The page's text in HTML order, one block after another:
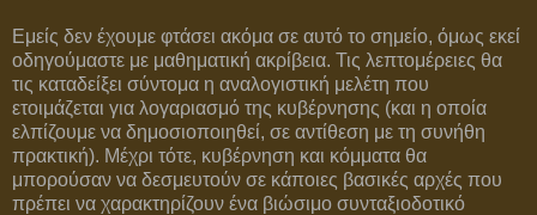
Εμείς δεν έχουμε φτάσει ακόμα σε αυτό το σημείο, όμως εκεί
οδηγούμαστε με μαθηματική ακρίβεια. Τις λεπτομέρειες θα
τις καταδείξει σύντομα η αναλογιστική μελέτη που
ετοιμάζεται για λογαριασμό της κυβέρνησης (και η οποία
ελπίζουμε να δημοσιοποιηθεί, σε αντίθεση με τη συνήθη
πρακτική). Μέχρι τότε, κυβέρνηση και κόμματα θα
μπορούσαν να δεσμευτούν σε κάποιες βασικές αρχές που
πρέπει να χαρακτηρίζουν ένα βιώσιμο συνταξιοδοτικό